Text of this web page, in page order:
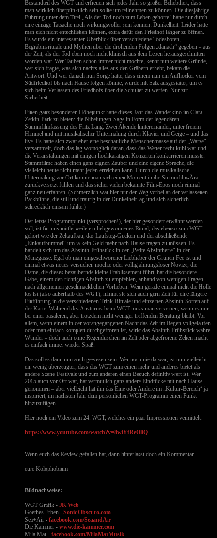
Bestandteil des WGT und erfreuen sich jedes Jahr so großer Beliebtheit, dass
man wirklich überpünktlich sein sollte um teilnehmen zu können. Die diesjährige
Führung unter dem Titel „Als der Tod noch zum Leben gehörte“ hätte nur durch
eine einzige Tatsache noch wirkungsvoller sein können: Dunkelheit. Leider hatte
man sich nicht entschließen können, extra dafür den Friedhof länger zu öffnen.
Es wurde ein interessanter Überblick über verschiedene Todesboten,
Begräbnisrituale und Mythen über die drohenden Folgen „danach“ gegeben – aus
der Zeit, als der Tod eben noch nicht klinisch aus dem Leben herausgeschnitten
worden war. Wer Tauben schon immer nicht mochte, kennt nun weitere Gründe,
wer sich fragte, was sich nachts alles aus den Gräbern erhebt, bekam die
Antwort. Und wer danach nun Sorge hatte, dass einem nun ein Aufhocker vom
Südfriedhof bis nach Hause folgen könnte, wurde mit Salz ausgestattet, um es
sich beim Verlassen des Friedhofs über die Schulter zu werfen. Nur zur
Sicherheit.
Einen ganz besonderen Höhepunkt hatte dieses Jahr das Wanderkino im Clara-
Zetkin-Park zu bieten: die Nibelungen-Sage in Form der legendären
Stummfilmfassung des Fritz Lang. Zwei Abende hintereinander, unter freiem
Himmel und mit musikalischer Untermalung durch Klavier und Geige – und das
live. Es hatte sich zwar eher eine beschauliche Menschenmasse auf der „Warze“
versammelt, doch das lag womöglich daran, dass das Wetter recht kühl war und
die Veranstaltungen mit einigen hochkarätigen Konzerten konkurrieren musste.
Stummfilme haben einen ganz eignen Zauber und eine eigene Sprache, die
vielleicht heute nicht mehr jeden erreichen kann. Durch die musikalische
Untermalung vor Ort konnte man sich einen Moment in die Stummfilm-Ära
zurückversetzt fühlen und das sicher vielen bekannte Film-Epos noch einmal
ganz neu erfahren. (Schmerzlich war hier nur der Weg vorbei an der verlassenen
Parkbühne, die still und traurig in der Dunkelheit lag und sich sicherlich
schrecklich einsam fühlte.)
Der letzte Programmpunkt (versprochen!), der hier gesondert erwähnt werden
soll, ist für uns mittlerweile ein liebgewonnenes Ritual, das ebenso zum WGT
gehört wie der Zeltaufbau, das Laufsteg-Gucken und der abschließende
„Einkaufbummel“ um ja kein Geld mehr nach Hause tragen zu müssen. Es
handelt sich um das Absinth-Frühstück in der „Petite Absintherie“ in der
Münzgasse. Egal ob man eingeschworener Liebhaber der Grünen Fee ist und
einmal etwas neues versuchen möchte oder völlig ahnungsloser Novize, die
Dame, die dieses bezaubernde kleine Etablissement führt, hat die besondere
Gabe, einem den richtigen Absinth zu empfehlen, anhand von wenigen Fragen
nach allgemeinen geschmacklichen Vorlieben. Wenn gerade einmal nicht die Hölle
los ist (also außerhalb des WGT), nimmt sie sich auch gern Zeit für eine längere
Einführung in die verschiedenen Trink-Rituale und einzelnen Absinth-Sorten auf
der Karte. Während des Ansturms beim WGT muss man verzeihen, wenn es nur
bei einer basaleren, aber trotzdem nicht weniger treffenden Beratung bleibt. Vor
allem, wenn einem in der vorangegangenen Nacht das Zelt im Regen vollgelaufen
oder man einfach komplett durchgefroren ist, wirkt das Absinth-Frühstück wahre
Wunder – doch auch ohne Regenduschen im Zelt oder abgefrorene Zehen macht
es einfach immer wieder Spaß.
Das soll es dann nun auch gewesen sein. Wer noch nie da war, ist nun vielleicht
ein wenig überzeugter, dass das WGT zum einen mehr und anderes bietet als
andere Szene-Festivals und zum anderen einen Besuch definitiv wert ist. Wer
2015 auch vor Ort war, hat vermutlich ganz andere Eindrücke mit nach Hause
genommen – aber vielleicht hat ihn das Eine oder Andere im „Kultur-Bereich“ ja
inspiriert, im nächsten Jahr dem persönlichen WGT-Programm einen Punkt
hinzuzufügen.
Hier noch ein Video zum 24. WGT, welches ein paar Impressionen vermittelt.
https://www.youtube.com/watch?v=8wiYfReOliQ
Wenn euch das Review gefallen hat, dann hinterlasst doch ein Kommentar.
eure Kolophobium
Bildnachweise:
WGT Grafik -JK Web
Goethes Erben -SonidObscuro.com
Sea+Air -facebook.com/SeaandAir
Die Kammer -www.die-kammer.com
Mila Mar -facebook.com/MilaMarMusik